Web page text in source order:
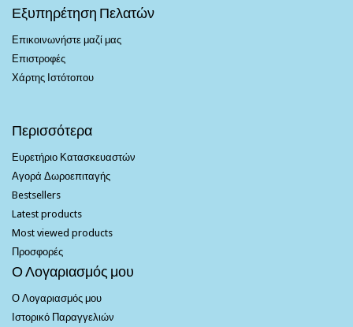
Εξυπηρέτηση Πελατών
Επικοινωνήστε μαζί μας
Επιστροφές
Χάρτης Ιστότοπου
Περισσότερα
Ευρετήριο Κατασκευαστών
Αγορά Δωροεπιταγής
Bestsellers
Latest products
Most viewed products
Προσφορές
Ο Λογαριασμός μου
Ο Λογαριασμός μου
Ιστορικό Παραγγελιών